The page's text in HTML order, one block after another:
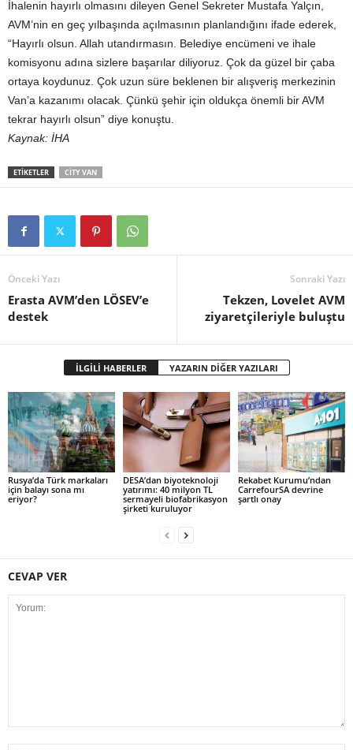
İhalenin hayırlı olmasını dileyen Genel Sekreter Mustafa Yalçın,
AVM’nin en geç yılbaşında açılmasının planlandığını ifade ederek,
“Hayırlı olsun. Allah utandırmasın. Belediye encümeni ve ihale
komisyonu adına sizlere başarılar diliyoruz. Çok da güzel bir çaba
ortaya koydunuz. Çok uzun süre beklenen bir alışveriş merkezinin
Van’a kazanımı olacak. Çünkü şehir için oldukça önemli bir AVM
tekrar hayırlı olsun” diye konuştu.
Kaynak: İHA
ETİKETLER CITY VAN
Önceki Yazı
Erasta AVM’den LÖSEV’e
destek
Sonraki Yazı
Tekzen, Lovelet AVM
ziyaretçileriyle buluştu
İLGİLİ HABERLER YAZARIN DİĞER YAZILARI
Rusya’da Türk markaları
için balayı sona mı
eriyor?
DESA’dan biyoteknoloji
yatırımı: 40 milyon TL
sermayeli biofabrikasyon
şirketi kuruluyor
Rekabet Kurumu’ndan
CarrefourSA devrine
şartlı onay
CEVAP VER